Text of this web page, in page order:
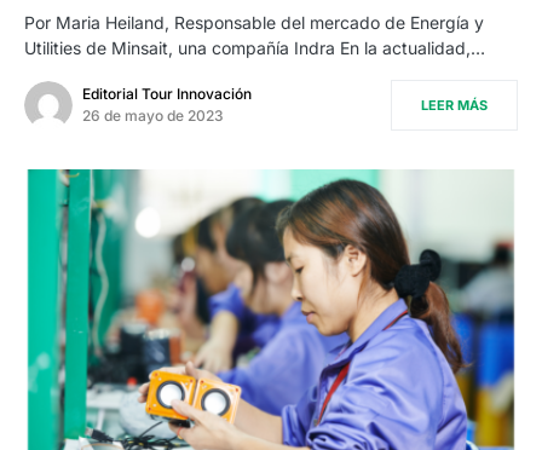
Por Maria Heiland, Responsable del mercado de Energía y
Utilities de Minsait, una compañía Indra En la actualidad,…
Editorial Tour Innovación
26 de mayo de 2023
LEER MÁS